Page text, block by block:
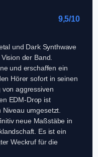
9,5/10
und Dark Synthwave
der Band.
und erschaffen ein
Hörer sofort in seinen
von aggressiven
EDM-Drop ist
umgesetzt.
neue Maßstäbe in
Es ist ein
Weckruf für die